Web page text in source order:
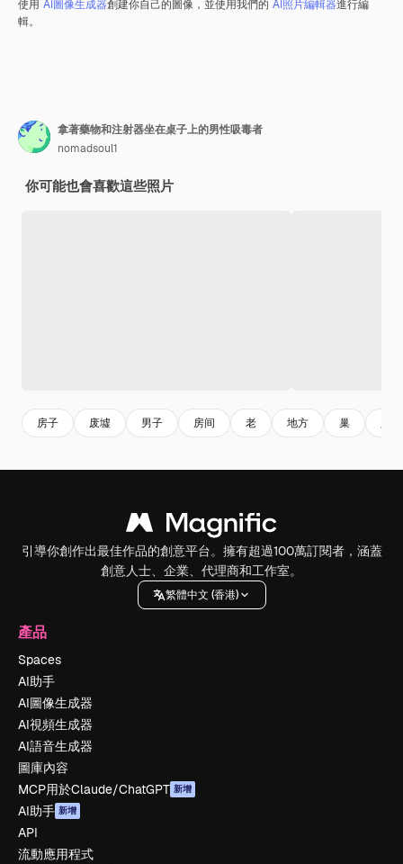
使用 AI圖像生成器創建你自己的圖像，並使用我們的 AI照片編輯器進行編
輯。
拿著藥物和注射器坐在桌子上的男性吸毒者
nomadsoul1
你可能也會喜歡這些照片
房子 废墟 男子 房间 老 地方 巢
引導你創作出最佳作品的創意平台。擁有超過100萬訂閱者，涵蓋
創意人士、企業、代理商和工作室。
繁體中文 (香港)
產品
Spaces
AI助手
AI圖像生成器
AI視頻生成器
AI語音生成器
圖庫內容
MCP用於Claude/ChatGPT 新增
AI助手 新增
API
流動應用程式